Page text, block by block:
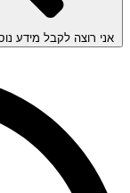
אני רוצה לקבל מידע